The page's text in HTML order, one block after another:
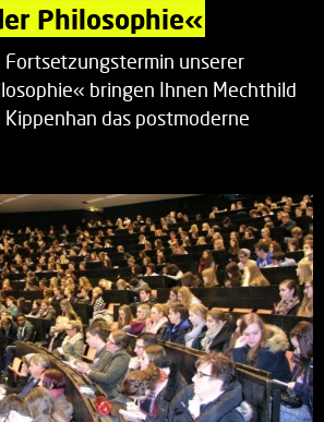
Philosophie«
unserer
bringen Ihnen Mechthild
Kippenhan das postmoderne